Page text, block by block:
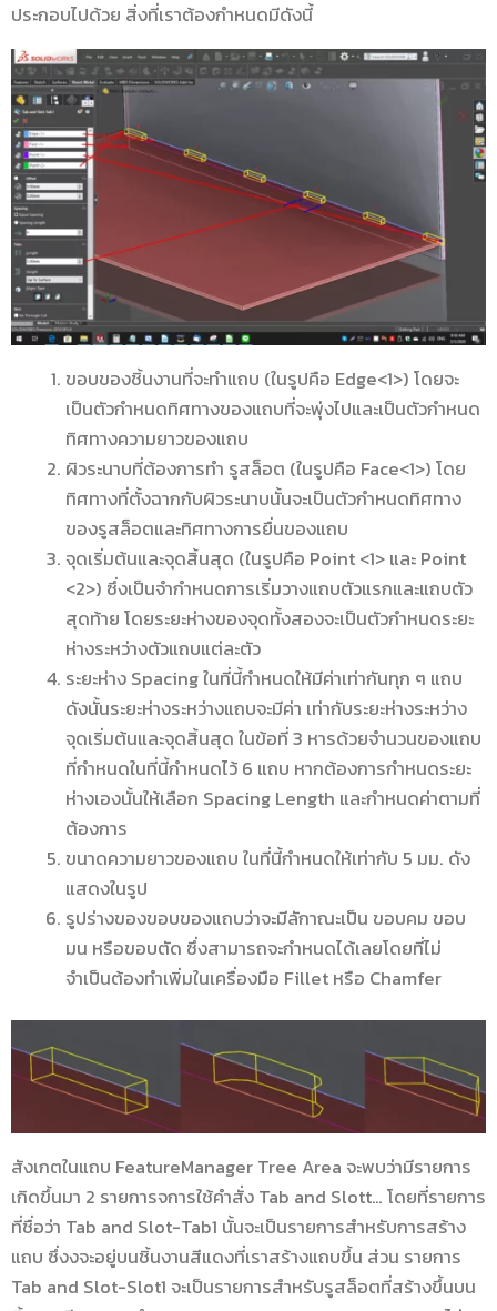
ประกอบไปด้วย สิ่งที่เราต้องกำหนดมีดังนี้
ขอบของชิ้นงานที่จะทำแถบ (ในรูปคือ Edge<1>) โดยจะ
เป็นตัวกำหนดทิศทางของแถบที่จะพุ่งไปและเป็นตัวกำหนด
ทิศทางความยาวของแถบ
ผิวระนาบที่ต้องการทำ รูสล็อต (ในรูปคือ Face<1>) โดย
ทิศทางที่ตั้งฉากกับผิวระนาบนั้นจะเป็นตัวกำหนดทิศทาง
ของรูสล็อตและทิศทางการยื่นของแถบ
จุดเริ่มต้นและจุดสิ้นสุด (ในรูปคือ Point <1> และ Point
<2>) ซึ่งเป็นจำกำหนดการเริ่มวางแถบตัวแรกและแถบตัว
สุดท้าย โดยระยะห่างของจุดทั้งสองจะเป็นตัวกำหนดระยะ
ห่างระหว่างตัวแถบแต่ละตัว
ระยะห่าง Spacing ในที่นี้กำหนดให้มีค่าเท่ากันทุก ๆ แถบ
ดังนั้นระยะห่างระหว่างแถบจะมีค่า เท่ากับระยะห่างระหว่าง
จุดเริ่มต้นและจุดสิ้นสุด ในข้อที่ 3 หารด้วยจำนวนของแถบ
ที่กำหนดในที่นี้กำหนดไว้ 6 แถบ หากต้องการกำหนดระยะ
ห่างเองนั้นให้เลือก Spacing Length และกำหนดค่าตามที่
ต้องการ
ขนาดความยาวของแถบ ในที่นี้กำหนดให้เท่ากับ 5 มม. ดัง
แสดงในรูป
รูปร่างของขอบของแถบว่าจะมีลักาณะเป็น ขอบคม ขอบ
มน หรือขอบตัด ซึ่งสามารถจะกำหนดได้เลยโดยที่ไม่
จำเป็นต้องทำเพิ่มในเครื่องมือ Fillet หรือ Chamfer
สังเกตในแถบ FeatureManager Tree Area จะพบว่ามีรายการ
เกิดขึ้นมา 2 รายการจการใช้คำสั่ง Tab and Slott… โดยที่รายการ
ที่ชื่อว่า Tab and Slot-Tab1 นั้นจะเป็นรายการสำหรับการสร้าง
แถบ ซึ่งงจะอยู่บนชิ้นงานสีแดงที่เราสร้างแถบขึ้น ส่วน รายการ
Tab and Slot-Slot1 จะเป็นรายการสำหรับรูสล็อตที่สร้างขึ้นบน